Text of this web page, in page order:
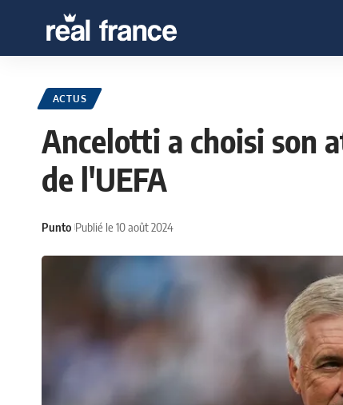
ACTUS
Ancelotti a choisi son
de l'UEFA
Punto Publié le 10 août 2024